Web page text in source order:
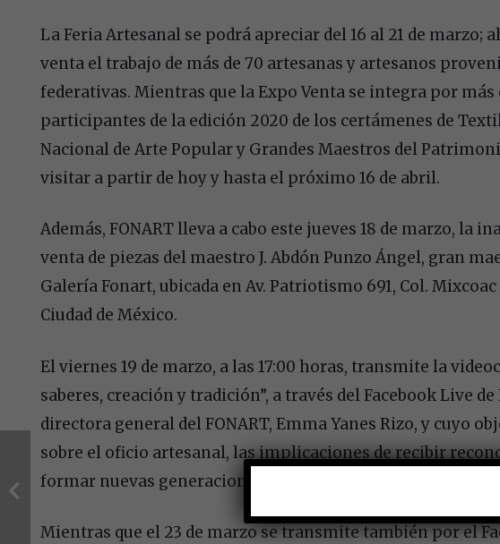
La Feria Artesanal se podrá apreciar del 16 al 21 de marzo;
venta el trabajo de más de 70 artesanas y artesanos
federativas. Mientras que la Expo Venta se integra por más
participantes de la edición 2020 de los certámenes de
Nacional de Arte Popular y Grandes Maestros del
visitar a partir de hoy y hasta el próximo 16 de abril.
Además, FONART lleva a cabo este jueves 18 de marzo, la
venta de piezas del maestro J. Abdón Punzo Ángel, gran
Galería Fonart, ubicada en Av. Patriotismo 691, Col.
Ciudad de México.
El viernes 19 de marzo, a las 17:00 horas, transmite la
saberes, creación y tradición”, a través del Facebook Live
directora general del FONART, Emma Yanes Rizo, y cuyo
sobre el oficio artesanal, las implicaciones de recibir
formar nuevas generaciones de creadores artesanales.
Mientras que el 23 de marzo se transmite también por el